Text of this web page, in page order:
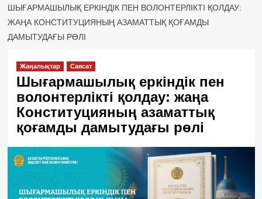
ШЫҒАРМАШЫЛЫҚ ЕРКІНДІК ПЕН ВОЛОНТЕРЛІКТІ ҚОЛДАУ:
ЖАҢА КОНСТИТУЦИЯНЫҢ АЗАМАТТЫҚ ҚОҒАМДЫ
ДАМЫТУДАҒЫ РӨЛІ
Жаңалықтар Саясат
Шығармашылық еркіндік пен
волонтерлікті қолдау: жаңа
Конституцияның азаматтық
қоғамды дамытудағы рөлі